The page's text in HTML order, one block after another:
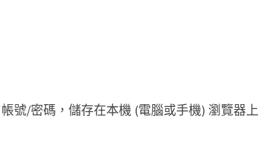
號/密碼，儲存在本機 (電腦或手機) 瀏覽器上